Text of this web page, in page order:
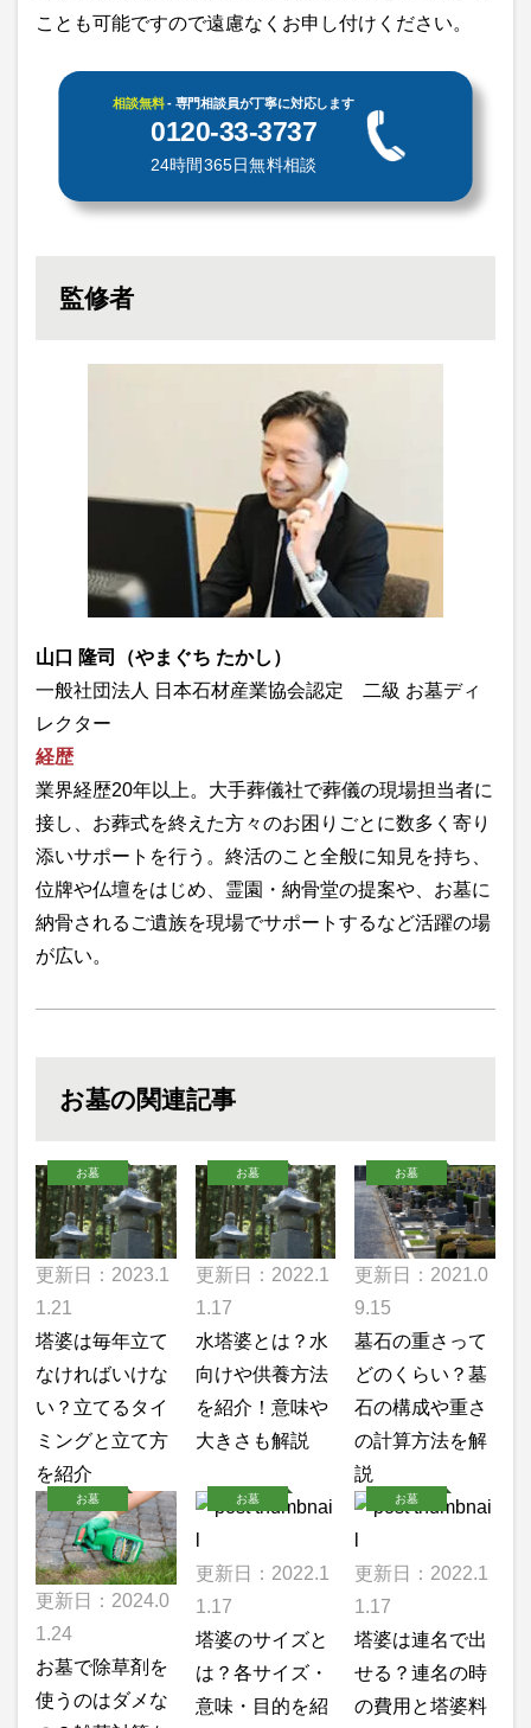
ことも可能ですので遠慮なくお申し付けください。
相談無料- 専門相談員が丁寧に対応します
0120-33-3737
24時間365日無料相談
監修者
山口 隆司（やまぐち たかし）
一般社団法人 日本石材産業協会認定 二級 お墓ディ
レクター
経歴
業界経歴20年以上。大手葬儀社で葬儀の現場担当者に
接し、お葬式を終えた方々のお困りごとに数多く寄り
添いサポートを行う。終活のこと全般に知見を持ち、
位牌や仏壇をはじめ、霊園・納骨堂の提案や、お墓に
納骨されるご遺族を現場でサポートするなど活躍の場
が広い。
お墓の関連記事
お墓
更新日：2023.1
1.21
塔婆は毎年立て
なければいけな
い？立てるタイ
ミングと立て方
を紹介
お墓
更新日：2022.1
1.17
水塔婆とは？水
向けや供養方法
を紹介！意味や
大きさも解説
お墓
更新日：2021.0
9.15
墓石の重さって
どのくらい？墓
石の構成や重さ
の計算方法を解
説
お墓
更新日：2024.0
1.24
お墓で除草剤を
使うのはダメな
お墓
更新日：2022.1
1.17
塔婆のサイズと
は？各サイズ・
意味・目的を紹
お墓
更新日：2022.1
1.17
塔婆は連名で出
せる？連名の時
の費用と塔婆料